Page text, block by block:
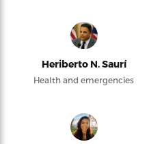
Heriberto N. Saurí
Health and emergencies